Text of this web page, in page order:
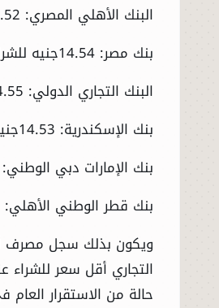
البنك الأهلي المصري: 14.52جنيه للشراء - 14.26 جنيه للبيع
بنك مصر: 14.54جنيه للشراء - 14.58جنيه للبيع
البنك التجاري الدولي: 14.55جنيه للشراء - 14.58جنيه للبيع
بنك الإسكندرية: 14.53جنيه للشراء - 14.58جنيه للبيع
بنك الإمارات دبي الوطني: 14.31 جنيه للشراء - 14.37جنيه للبيع
بنك قطر الوطني الأهلي: 14.31 جنيه للشراء - 14.39جنيه للبيع
حالة من الاستقرار